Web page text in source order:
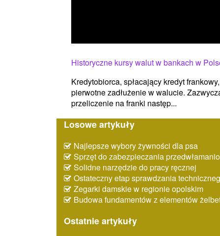
Historyczne kursy walut w bankach w
Kredytobiorca, spłacający kredyt
pierwotne zadłużenie w walucie.
przeliczenie na franki następ...
Losowe artykuły
Najlepsze wybory żywności dla psa
Sprzęt do zabezpieczania
Solidne narzędzie do pracy ręcznej
Ostateczny etap sprawdzania
Zegarki damskie w regionie opolskim
Budowa fundamentów z elementów
Ostatnie artykuły